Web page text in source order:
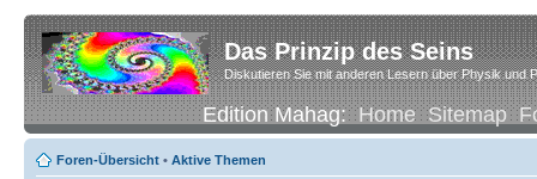
Das Prinzip des Seins
Diskutieren Sie mit anderen Lesern über Physik und
Edition Mahag:Home Sitemap
Foren-Übersicht • Aktive Themen